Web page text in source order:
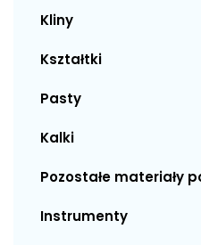
Kliny
Kształtki
Pasty
Kalki
Pozostałe materiały
Instrumenty